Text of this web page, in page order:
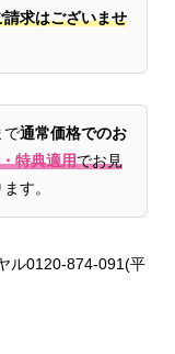
求はございませ
で通常価格でのお
特典適用でお見
す。
ル0120-874-091(平